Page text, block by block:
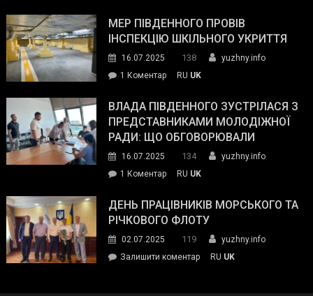
органів:
«Наш
спільний
окупанти.
Маємо
діяти
команда
ДСНС
власноруч
пожежу
у
МЕР ПІВДЕННОГО ПРОВІВ
ІНСПЕКЦІЮ ШКІЛЬНОГО УКРИТТЯ
16.07.2025 138
yuzhny.info
1 Коментардо
Південного
провів
інспекцію
укриття
RU UK
ВЛАДА ПІВДЕННОГО ЗУСТРІЛАСЯ З
ПРЕДСТАВНИКАМИ МОЛОДІЖНОЇ
РАДИ: ЩО ОБГОВОРЮВАЛИ
16.07.2025 134
yuzhny.info
1 Коментардо
Південного
зустрілася
представниками
молодіжної
RU UK
ДЕНЬ ПРАЦІВНИКІВ МОРСЬКОГО ТА
РІЧКОВОГО ФЛОТУ
02.07.2025 119
yuzhny.info
Залишити коментарon
RU UK